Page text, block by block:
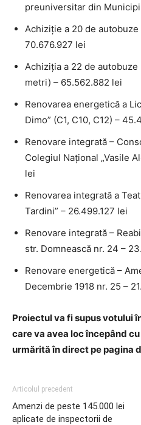
preuniversitar din
Achiziție a 20 de autobuze
70.676.927 lei
Achiziția a 22 de
metri) – 65.562.882 lei
Renovarea energetică a
Dimo” (C1, C10, C12) –
Renovare integrată –
Colegiul Național „Vasile
lei
Renovarea integrată a
Tardini” – 26.499.127 lei
Renovare integrată –
str. Domnească nr. 24 –
Renovare energetică –
Decembrie 1918 nr. 25 –
Proiectul va fi supus votului
care va avea loc începând
urmărită în direct pe pagina
Articolul precedent
Amenzi de peste 145.000 lei
aplicate de inspectorii de